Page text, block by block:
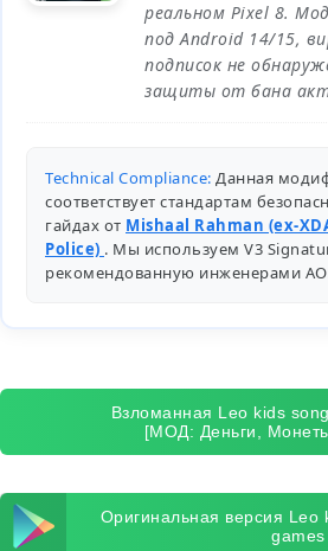
реальном Pixel 8.
под Android 14/15,
подписок не
защиты от бана
Technical Compliance: Данная
соответствует стандартам
гайдах от Mishaal Rahman (ex-
Police) . Мы используем V3
рекомендованную инженерами
Взломанная Leo kids
[МОД: Деньги,
Оригинальная версия Leo
games